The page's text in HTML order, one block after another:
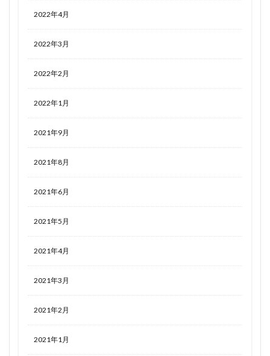
2022年4月
2022年3月
2022年2月
2022年1月
2021年9月
2021年8月
2021年6月
2021年5月
2021年4月
2021年3月
2021年2月
2021年1月